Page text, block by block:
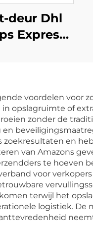
deur Dhl
Express
voordelen voor
opslagruimte of
zonder de
en
van Amazons
te hoeven
voor
terwijl het
logistiek.